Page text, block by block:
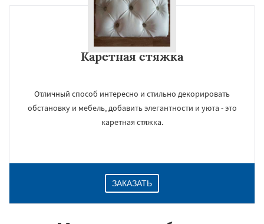
Каретная стяжка
Отличный способ интересно и стильно декорировать
обстановку и мебель, добавить элегантности и уюта - это
каретная стяжка.
ЗАКАЗАТЬ